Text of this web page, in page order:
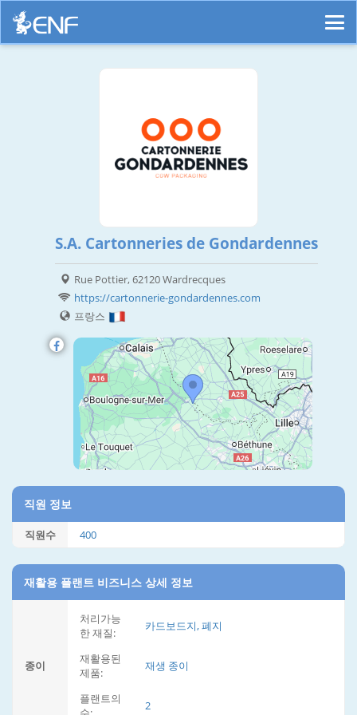
S.A. Cartonneries de Gondardennes
Rue Pottier, 62120 Wardrecques
https://cartonnerie-gondardennes.com
프랑스
직원 정보
직원수 400
재활용 플랜트 비즈니스 상세 정보
종이
처리가능
한 재질:
카드보드지, 폐지
재활용된
제품:
재생 종이
플랜트의
2